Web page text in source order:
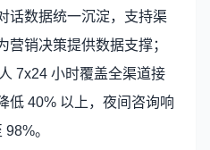
话数据统一沉淀，支持渠
营销决策提供数据支撑；
7x24 小时覆盖全渠道接
低 40% 以上，夜间咨询响
。